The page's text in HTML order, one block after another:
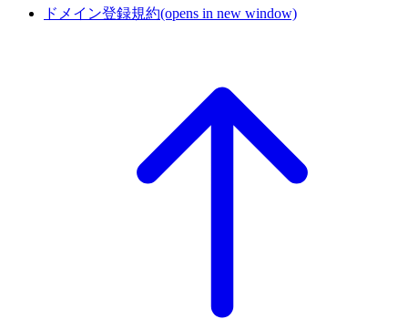
ドメイン登録規約(opens in new window)